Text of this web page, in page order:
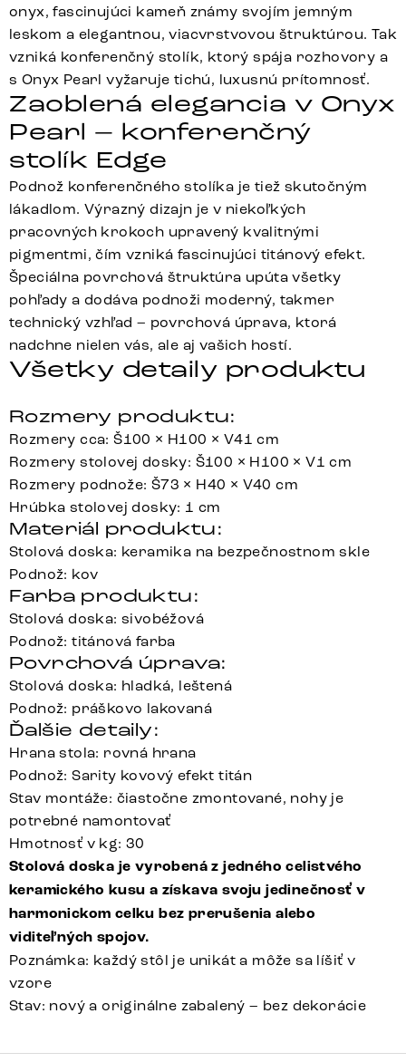
onyx, fascinujúci kameň známy svojím jemným
leskom a elegantnou, viacvrstvovou štruktúrou. Tak
vzniká konferenčný stolík, ktorý spája rozhovory a
s Onyx Pearl vyžaruje tichú, luxusnú prítomnosť.
Zaoblená elegancia v Onyx
Pearl – konferenčný
stolík Edge
Podnož konferenčného stolíka je tiež skutočným
lákadlom. Výrazný dizajn je v niekoľkých
pracovných krokoch upravený kvalitnými
pigmentmi, čím vzniká fascinujúci titánový efekt.
Špeciálna povrchová štruktúra upúta všetky
pohľady a dodáva podnoži moderný, takmer
technický vzhľad – povrchová úprava, ktorá
nadchne nielen vás, ale aj vašich hostí.
Všetky detaily produktu
Rozmery produktu:
Rozmery cca: Š100 × H100 × V41 cm
Rozmery stolovej dosky: Š100 × H100 × V1 cm
Rozmery podnože: Š73 × H40 × V40 cm
Hrúbka stolovej dosky: 1 cm
Materiál produktu:
Stolová doska: keramika na bezpečnostnom skle
Podnož: kov
Farba produktu:
Stolová doska: sivobéžová
Podnož: titánová farba
Povrchová úprava:
Stolová doska: hladká, leštená
Podnož: práškovo lakovaná
Ďalšie detaily:
Hrana stola: rovná hrana
Podnož: Sarity kovový efekt titán
Stav montáže: čiastočne zmontované, nohy je
potrebné namontovať
Hmotnosť v kg: 30
Stolová doska je vyrobená z jedného celistvého
keramického kusu a získava svoju jedinečnosť v
harmonickom celku bez prerušenia alebo
viditeľných spojov.
Poznámka: každý stôl je unikát a môže sa líšiť v
vzore
Stav: nový a originálne zabalený – bez dekorácie